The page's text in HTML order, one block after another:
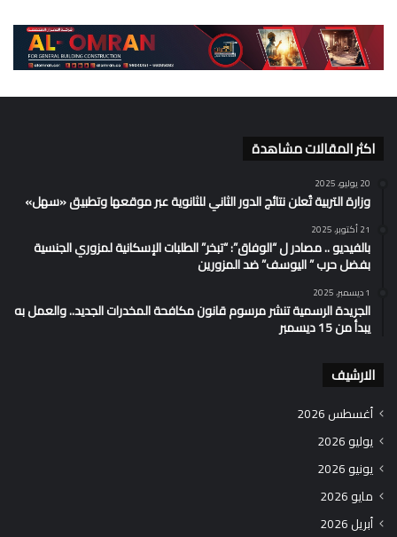
اكثر المقالات مشاهدة
20 يوليو، 2025
وزارة التربية تُعلن نتائج الدور الثاني للثانوية عبر موقعها وتطبيق «سهل»
21 أكتوبر، 2025
بالفيديو .. مصادر ل “الوفاق”: “تبخر” الطلبات الإسكانية لمزوري الجنسية
بفضل حرب ” اليوسف” ضد المزورين
1 ديسمبر، 2025
الجريدة الرسمية تنشر مرسوم قانون مكافحة المخدرات الجديد.. والعمل به
يبدأ من 15 ديسمبر
الارشيف
أغسطس 2026
يوليو 2026
يونيو 2026
مايو 2026
أبريل 2026